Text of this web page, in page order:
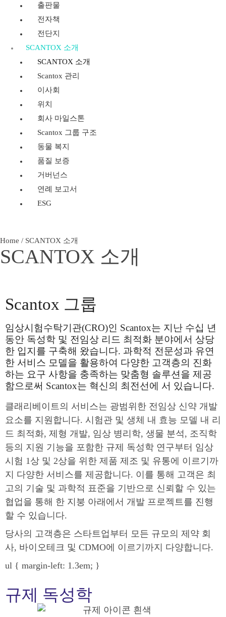
출판물
전자책
전단지
SCANTOX 소개
SCANTOX 소개
Scantox 관리
이사회
위치
회사 마일스톤
Scantox 그룹 구조
동물 복지
품질 보증
거버넌스
연례 보고서
ESG
Home / SCANTOX 소개
SCANTOX 소개
Scantox 그룹
임상시험수탁기관(CRO)인 Scantox는 지난 수십 년
동안 독성학 및 전임상 리드 최적화 분야에서 상당
한 입지를 구축해 왔습니다. 과학적 전문성과 유연
한 서비스 모델을 활용하여 다양한 고객층의 진화
하는 요구 사항을 충족하는 맞춤형 솔루션을 제공
함으로써 Scantox는 혁신의 최전선에 서 있습니다.
클래리베이트의 서비스는 광범위한 전임상 신약 개발
요소를 지원합니다. 시험관 및 생체 내 효능 모델 내 리
드 최적화, 제형 개발, 임상 병리학, 생물 분석, 조직학
등의 지원 기능을 포함한 규제 독성학 연구부터 임상
시험 1상 및 2상을 위한 제품 제조 및 유통에 이르기까
지 다양한 서비스를 제공합니다. 이를 통해 고객은 최
고의 기술 및 과학적 표준을 기반으로 신뢰할 수 있는
협업을 통해 한 지붕 아래에서 개발 프로젝트를 진행
할 수 있습니다.
당사의 고객층은 스타트업부터 모든 규모의 제약 회
사, 바이오테크 및 CDMO에 이르기까지 다양합니다.
ul { margin-left: 1.3em; }
규제 독성학